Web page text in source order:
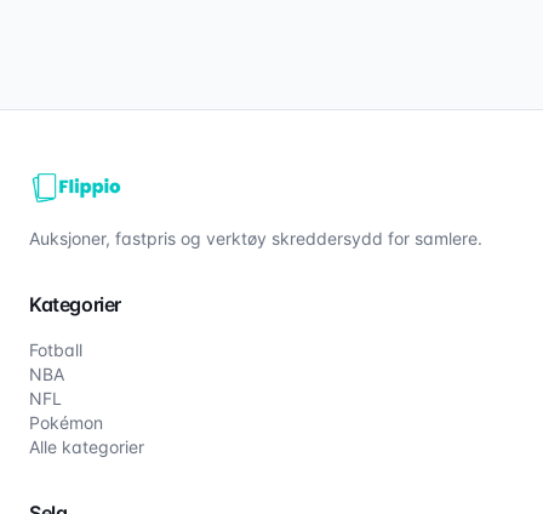
Auksjoner, fastpris og verktøy skreddersydd for samlere.
Kategorier
Fotball
NBA
NFL
Pokémon
Alle kategorier